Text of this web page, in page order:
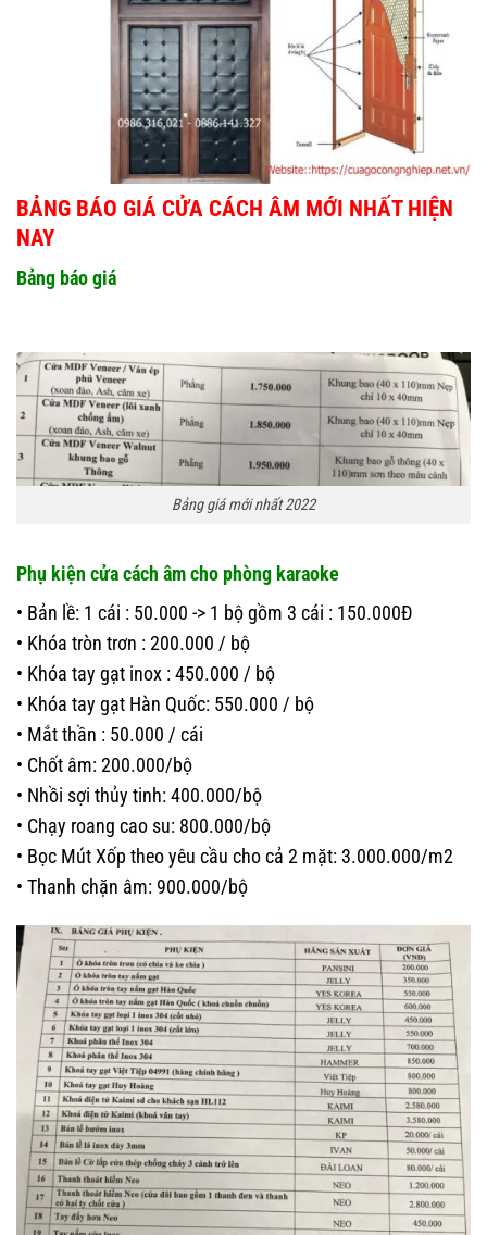
BẢNG BÁO GIÁ CỬA CÁCH ÂM MỚI NHẤT HIỆN
NAY
Bảng báo giá
Bảng giá mới nhất 2022
Phụ kiện cửa cách âm cho phòng karaoke
• Bản lề: 1 cái : 50.000 -> 1 bộ gồm 3 cái : 150.000Đ
• Khóa tròn trơn : 200.000 / bộ
• Khóa tay gạt inox : 450.000 / bộ
• Khóa tay gạt Hàn Quốc: 550.000 / bộ
• Mắt thần : 50.000 / cái
• Chốt âm: 200.000/bộ
• Nhồi sợi thủy tinh: 400.000/bộ
• Chạy roang cao su: 800.000/bộ
• Bọc Mút Xốp theo yêu cầu cho cả 2 mặt: 3.000.000/m2
• Thanh chặn âm: 900.000/bộ